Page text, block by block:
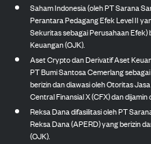
Saham Indonesia (oleh PT Sarana
Perantara Pedagang Efek Level II
Sekuritas sebagai Perusahaan
Keuangan (OJK).
Aset Crypto dan Derivatif Aset
PT Bumi Santosa Cemerlang
berizin dan diawasi oleh Otoritas
Central Finansial X (CFX) dan
Reksa Dana difasilitasi oleh PT
Reksa Dana (APERD) yang berizin
(OJK).